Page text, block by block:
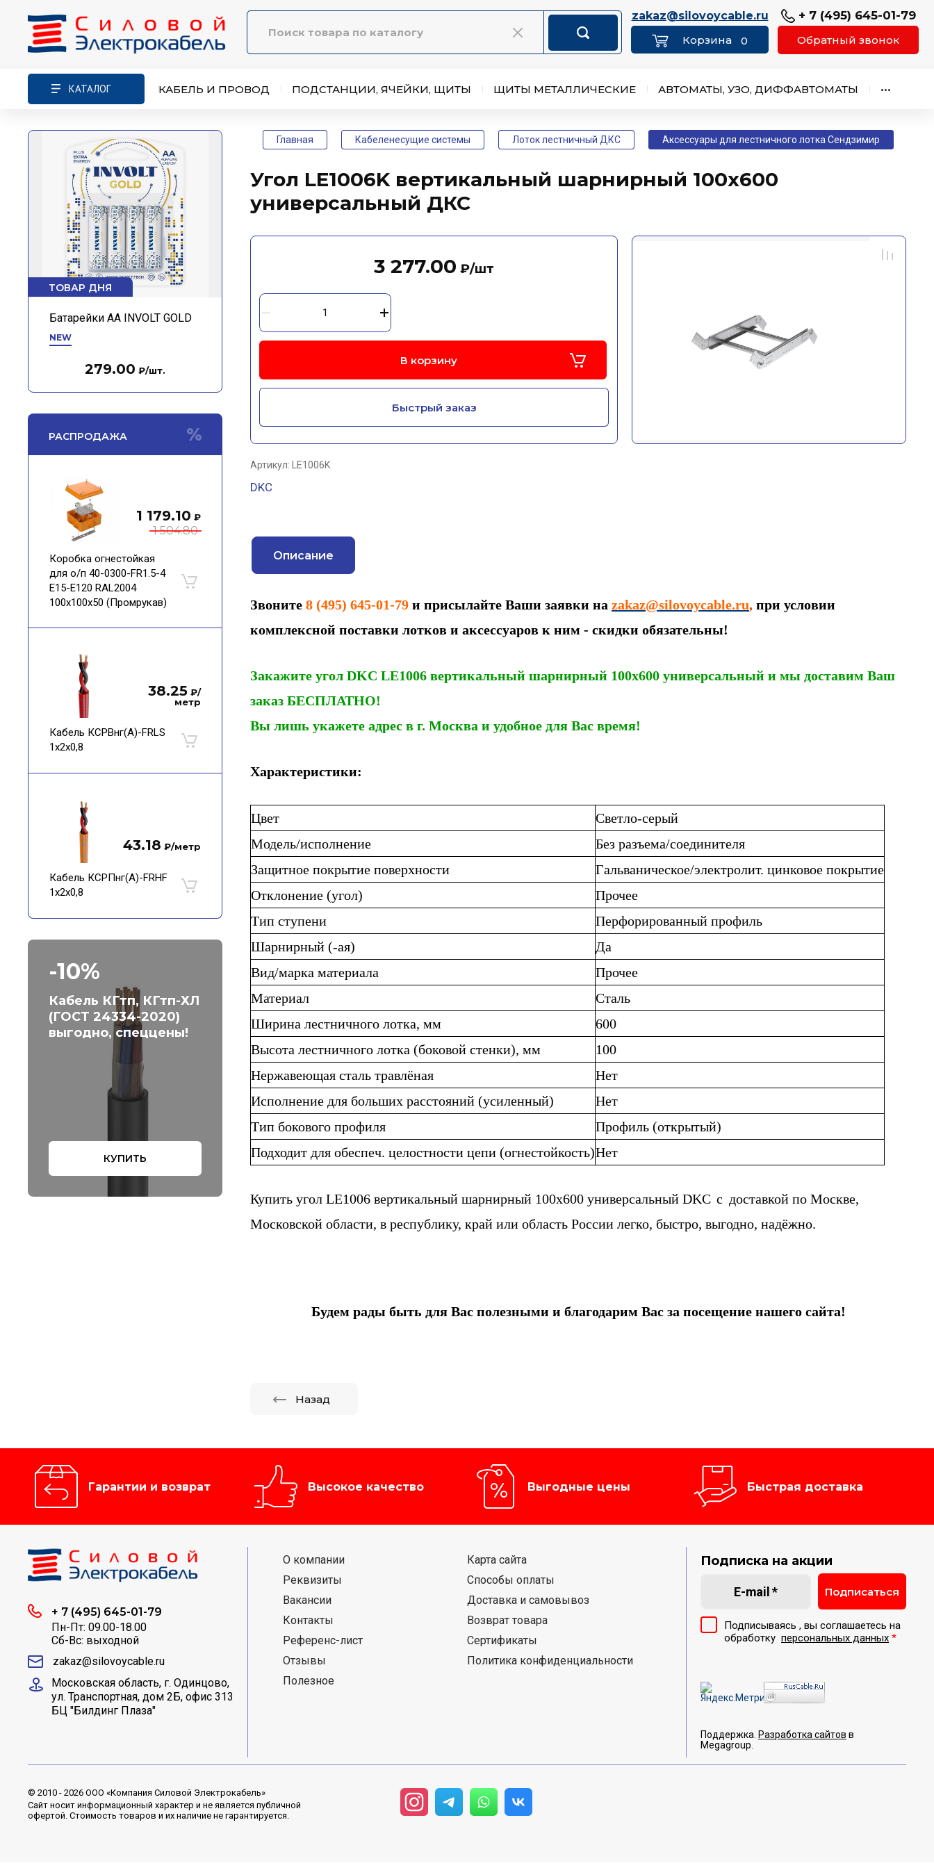
zakaz@silovoycable.ru
0
+ 7 (495) 645-01-79
Обратный звонок
КАТАЛОГ КАБЕЛЬ И ПРОВОД ПОДСТАНЦИИ, ЯЧЕЙКИ, ЩИТЫ ЩИТЫ МЕТАЛЛИЧЕСКИЕ АВТОМАТЫ, УЗО, ДИФФАВТОМАТЫ •••
ТОВАР ДНЯ
Батарейки АА INVOLT GOLD
NEW
279.00 ₽/шт.
РАСПРОДАЖА
1 504.80
1 179.10 ₽
Коробка огнестойкая
для о/п 40-0300-FR1.5-4
Е15-Е120 RAL2004
100х100х50 (Промрукав)
38.25 ₽/
метр
Кабель КСРВнг(А)-FRLS
1х2х0,8
43.18 ₽/метр
Кабель КСРПнг(А)-FRHF
1х2х0,8
-10%
Кабель КГтп, КГтп-ХЛ
(ГОСТ 24334-2020)
выгодно, спеццены!
КУПИТЬ
Главная Кабеленесущие системы Лоток лестничный ДКС Аксессуары для лестничного лотка Сендзимир
Угол LE1006K вертикальный шарнирный 100х600
универсальный ДКС
3 277.00 ₽/шт
В корзину
Быстрый заказ
Артикул: LE1006K
DKC
Описание
Звоните 8 (495) 645-01-79 и присылайте Ваши заявки на zakaz@silovoycable.ru, при условии
комплексной поставки лотков и аксессуаров к ним - скидки обязательны!
Закажите угол DKC LE1006 вертикальный шарнирный 100х600 универсальный и мы доставим Ваш
заказ БЕСПЛАТНО!
Вы лишь укажете адрес в г. Москва и удобное для Вас время!
Характеристики:
Цвет
Светло-серый
Модель/исполнение
Без разъема/соединителя
Защитное покрытие поверхности
Гальваническое/электролит. цинковое покрытие
Отклонение (угол)
Прочее
Тип ступени
Перфорированный профиль
Шарнирный (-ая)
Да
Вид/марка материала
Прочее
Материал
Сталь
Ширина лестничного лотка, мм
600
Высота лестничного лотка (боковой стенки), мм
100
Нержавеющая сталь травлёная
Нет
Исполнение для больших расстояний (усиленный)
Нет
Тип бокового профиля
Профиль (открытый)
Подходит для обеспеч. целостности цепи (огнестойкость)Нет
Купить угол LE1006 вертикальный шарнирный 100х600 универсальный DKC с доставкой по Москве,
Московской области, в республику, край или область России легко, быстро, выгодно, надёжно.
Будем рады быть для Вас полезными и благодарим Вас за посещение нашего сайта!
Назад
Гарантии и возврат Высокое качество Выгодные цены Быстрая доставка
+ 7 (495) 645-01-79
Пн-Пт: 09.00-18.00
Сб-Вс: выходной
zakaz@silovoycable.ru
Московская область, г. Одинцово,
ул. Транспортная, дом 2Б, офис 313
БЦ "Билдинг Плаза"
О компании
Реквизиты
Вакансии
Контакты
Референс-лист
Отзывы
Полезное
Карта сайта
Способы оплаты
Доставка и самовывоз
Возврат товара
Сертификаты
Политика конфиденциальности
Подписка на акции
Подписываясь , вы соглашаетесь на
обработку персональных данных *
Подписаться
Поддержка. Разработка сайтов в
Megagroup.
© 2010 - 2026 ООО «Компания Силовой Электрокабель»
Сайт носит информационный характер и не является публичной
офертой. Стоимость товаров и их наличие не гарантируется.